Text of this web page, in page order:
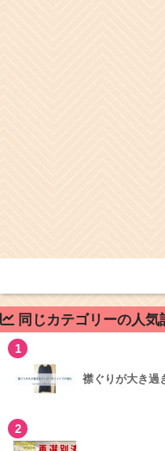
同じカテゴリーの人気
1
襟ぐりが大き過
2